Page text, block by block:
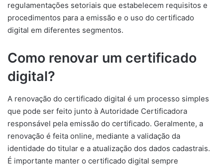
regulamentações setoriais que estabelecem requisitos e
procedimentos para a emissão e o uso do certificado
digital em diferentes segmentos.
Como renovar um certificado
digital?
A renovação do certificado digital é um processo simples
que pode ser feito junto à Autoridade Certificadora
responsável pela emissão do certificado. Geralmente, a
renovação é feita online, mediante a validação da
identidade do titular e a atualização dos dados cadastrais.
É importante manter o certificado digital sempre